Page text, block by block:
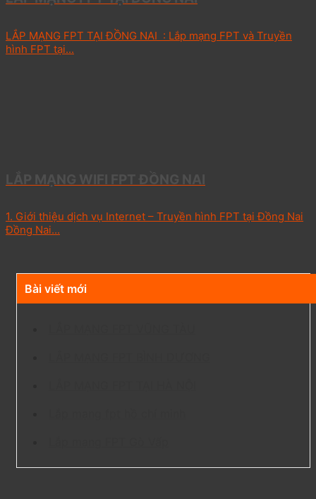
LẮP MẠNG FPT TẠI ĐỒNG NAI : Lắp mạng FPT và Truyền
hình FPT tại...
1. Giới thiệu dịch vụ Internet – Truyền hình FPT tại Đồng Nai
Đồng Nai...
Bài viết mới